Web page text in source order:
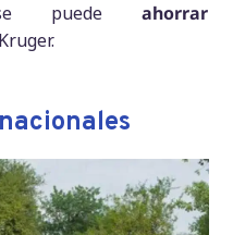
se puede ahorrar